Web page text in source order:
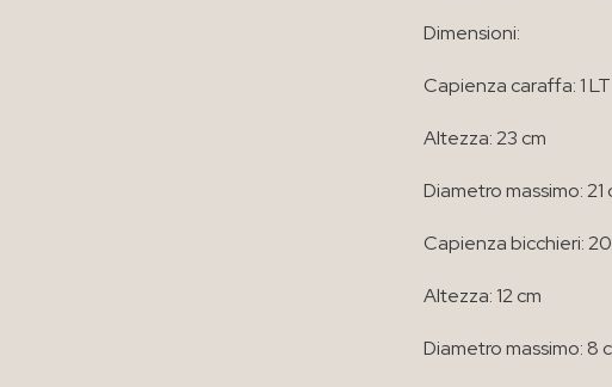
Dimensioni:
Capienza caraffa: 1 LT
Altezza: 23 cm
Diametro massimo: 21
Capienza bicchieri:
Altezza: 12 cm
Diametro massimo: 8